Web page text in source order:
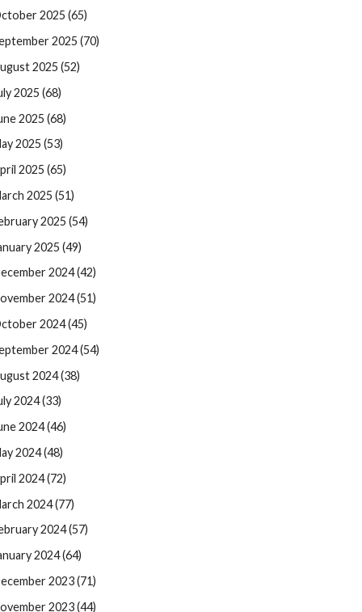
2025 (65)
2025 (70)
2025 (52)
2025 (68)
2025 (68)
2025 (53)
2025 (65)
2025 (51)
2025 (54)
2025 (49)
2024 (42)
2024 (51)
2024 (45)
2024 (54)
2024 (38)
2024 (33)
2024 (46)
2024 (48)
2024 (72)
2024 (77)
2024 (57)
2024 (64)
2023 (71)
2023 (44)